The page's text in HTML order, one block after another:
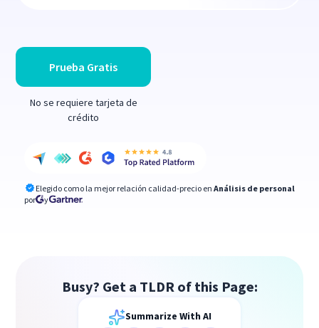
Prueba Gratis
No se requiere tarjeta de
crédito
Elegido como la mejor relación calidad-precio en Análisis de personal
por
y
Busy? Get a TLDR of this Page:
Summarize With AI